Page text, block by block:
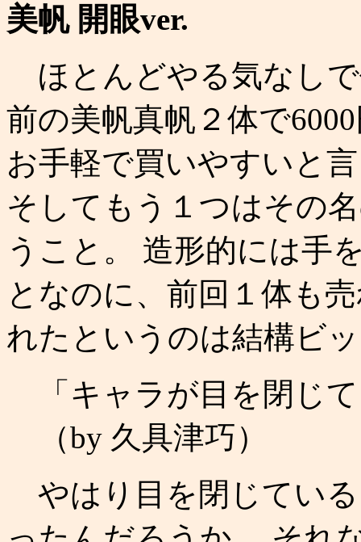
美帆 開眼ver.
ほとんどやる気なし
前の美帆真帆２体で
お手軽で買いやすいと
そしてもう１つはその
うこと。 造形的には手
となのに、前回１体も
れたというのは結構ビ
「キャラが目を閉じ
（by 久具津巧）
やはり目を閉じてい